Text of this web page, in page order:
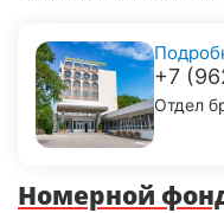
+7
Отдел
Номерной